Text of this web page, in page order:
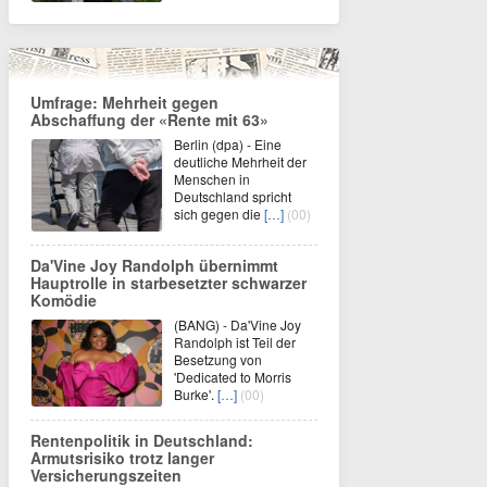
Umfrage: Mehrheit gegen
Abschaffung der «Rente mit 63»
Berlin (dpa) - Eine
deutliche Mehrheit der
Menschen in
Deutschland spricht
sich gegen die […] (00)
Da'Vine Joy Randolph übernimmt
Hauptrolle in starbesetzter schwarzer
Komödie
(BANG) - Da'Vine Joy
Randolph ist Teil der
Besetzung von
'Dedicated to Morris
Burke'. […] (00)
Rentenpolitik in Deutschland:
Armutsrisiko trotz langer
Versicherungszeiten